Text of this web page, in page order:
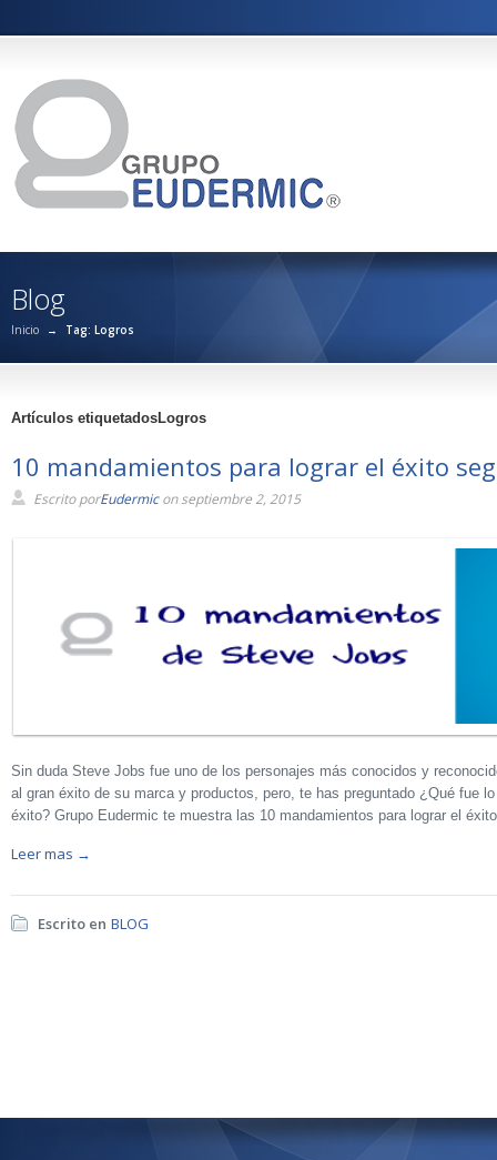
Blog
Inicio → Tag: Logros
Artículos etiquetadosLogros
10 mandamientos para lograr el éxito
Escrito porEudermicon septiembre 2, 2015
Sin duda Steve Jobs fue uno de los personajes más conocidos y
al gran éxito de su marca y productos, pero, te has preguntado ¿Qué fue
éxito? Grupo Eudermic te muestra las 10 mandamientos para lograr el
Leer mas →
Escrito en BLOG